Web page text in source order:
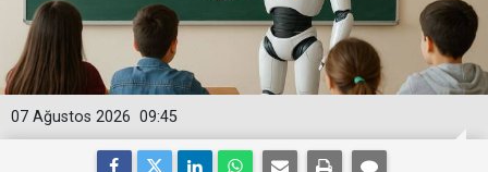
09:45
07 Ağustos 2026